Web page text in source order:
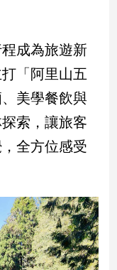
成為旅遊新
「阿里山五
美學餐飲與
索，讓旅客
全方位感受